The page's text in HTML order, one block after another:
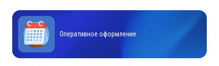
Оперативное оформление